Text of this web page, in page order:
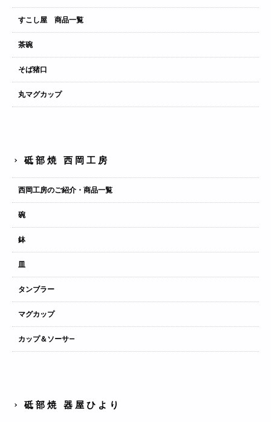
すこし屋 商品一覧
茶碗
そば猪口
丸マグカップ
砥部焼 西岡工房
西岡工房のご紹介・商品一覧
碗
鉢
皿
タンブラー
マグカップ
カップ＆ソーサ―
砥部焼 器屋ひより